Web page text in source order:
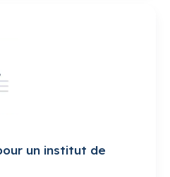
un institut de